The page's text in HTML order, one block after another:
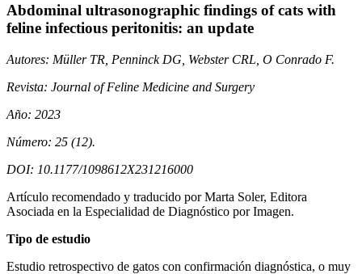
Abdominal ultrasonographic findings of cats with
feline infectious peritonitis: an update
Autores: Müller TR, Penninck DG, Webster CRL, O Conrado F.
Revista: Journal of Feline Medicine and Surgery
Año: 2023
Número: 25 (12).
DOI: 10.1177/1098612X231216000
Artículo recomendado y traducido por Marta Soler, Editora
Asociada en la Especialidad de Diagnóstico por Imagen.
Tipo de estudio
Estudio retrospectivo de gatos con confirmación diagnóstica, o muy